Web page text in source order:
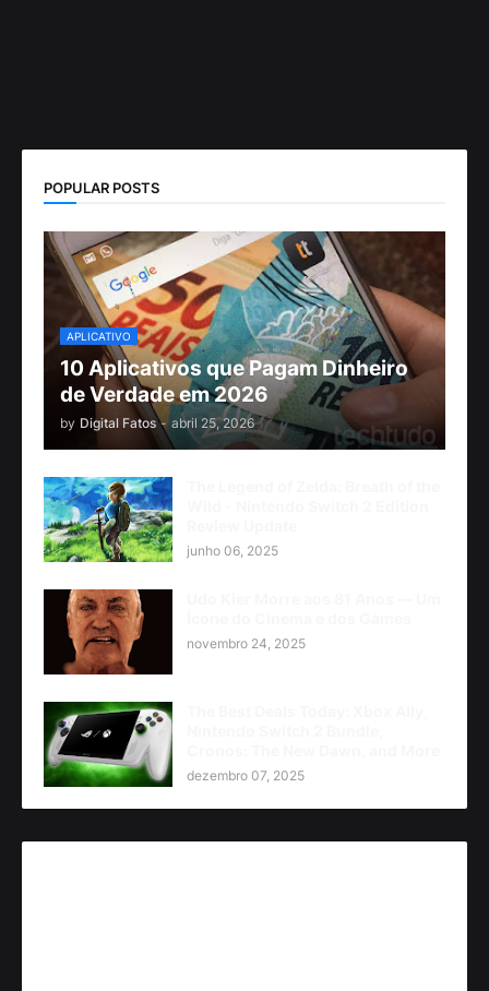
POPULAR POSTS
APLICATIVO
10 Aplicativos que Pagam Dinheiro
de Verdade em 2026
by Digital Fatos - abril 25, 2026
junho 06, 2025
novembro 24, 2025
dezembro 07, 2025